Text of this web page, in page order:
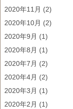
2020年11月 (2)
2020年10月 (2)
2020年9月 (1)
2020年8月 (1)
2020年7月 (2)
2020年4月 (2)
2020年3月 (1)
2020年2月 (1)